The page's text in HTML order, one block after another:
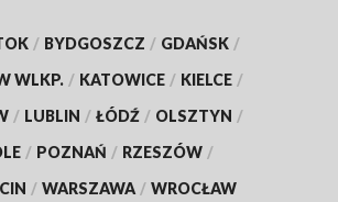
/ BYDGOSZCZ / GDAŃSK /
WLKP. / KATOWICE / KIELCE /
/ LUBLIN / ŁÓDŹ / OLSZTYN /
/ POZNAŃ / RZESZÓW /
/ WARSZAWA / WROCŁAW